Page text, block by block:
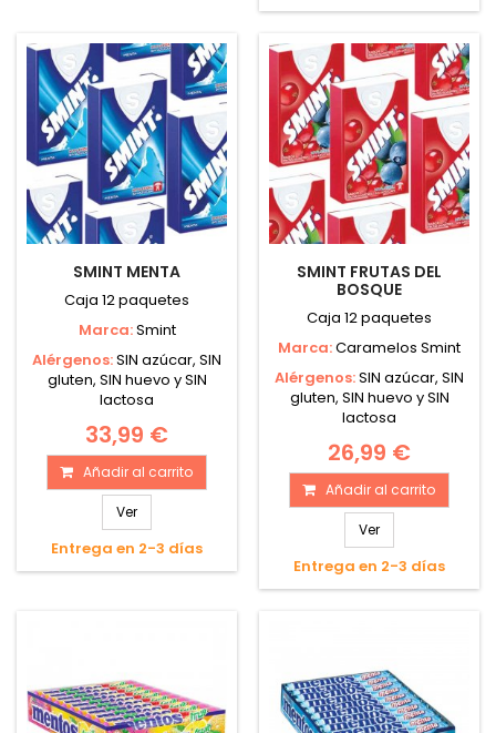
SMINT MENTA
Caja 12 paquetes
Marca:Smint
Alérgenos:SIN azúcar, SIN
gluten, SIN huevo y SIN
lactosa
33,99 €
Añadir al carrito
Ver
Entrega en 2-3 días
SMINT FRUTAS DEL
BOSQUE
Caja 12 paquetes
Marca:Caramelos Smint
Alérgenos:SIN azúcar, SIN
gluten, SIN huevo y SIN
lactosa
26,99 €
Añadir al carrito
Ver
Entrega en 2-3 días